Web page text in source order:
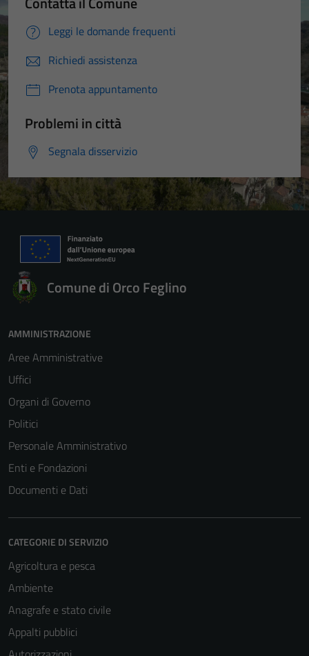
Leggi le domande frequenti
Richiedi assistenza
Prenota appuntamento
Problemi in città
Segnala disservizio
Comune di Orco Feglino
AMMINISTRAZIONE
Aree Amministrative
Uffici
Organi di Governo
Politici
Personale Amministrativo
Enti e Fondazioni
Documenti e Dati
CATEGORIE DI SERVIZIO
Agricoltura e pesca
Ambiente
Anagrafe e stato civile
Appalti pubblici